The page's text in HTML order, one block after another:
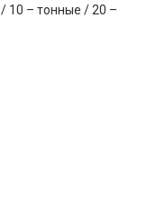
10 – тонные / 20 –